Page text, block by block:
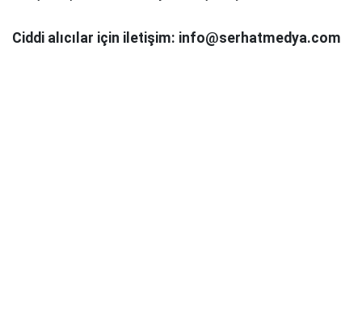
Ciddi alıcılar için iletişim: info@serhatmedya.com